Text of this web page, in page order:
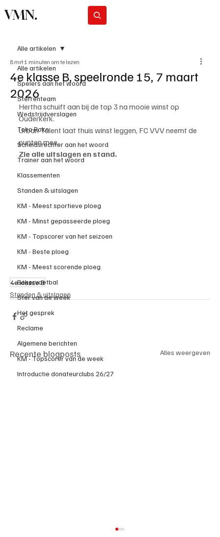
VMN.
Alle artikelen
Spelers aan het woord
Sterrenteam
Wedstrijdverslagen
Toko Roko
Scheidsrechter aan het woord
Trainer aan het woord
Klassementen
Standen & uitslagen
KM - Meest sportieve ploeg
KM - Minst gepasseerde ploeg
KM - Topscorer van het seizoen
KM - Beste ploeg
KM - Meest scorende ploeg
Bekervoetbal
Ster van de week
Het gesprek
Reclame
Algemene berichten
KM - Topscorer van de week
Introductie donateurclubs 26/27
Alle artikelen
4e klasse B, speelronde 15, 7 maart
2026
8 mrt 1 minuten om te lezen
Hertha schuift aan bij de top 3 na mooie winst op
Ouderkerk.
Urban Talent laat thuis winst leggen, FC VVV neemt de
punten mee.
Zie alle uitslagen en stand.
4e klasse B
Standen & uitslagen
Recente blogposts Alles weergeven